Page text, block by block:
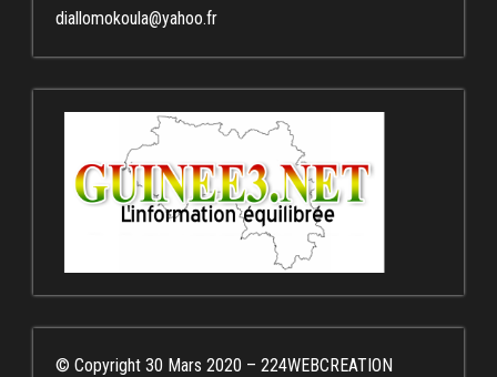
diallomokoula@yahoo.fr
© Copyright 30 Mars 2020 – 224WEBCREATION